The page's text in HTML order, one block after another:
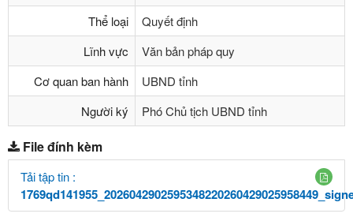
Thể loại
Quyết định
Lĩnh vực
Văn bản pháp quy
Cơ quan ban hành
UBND tỉnh
Người ký
Phó Chủ tịch UBND tỉnh
File đính kèm
Tải tập tin :